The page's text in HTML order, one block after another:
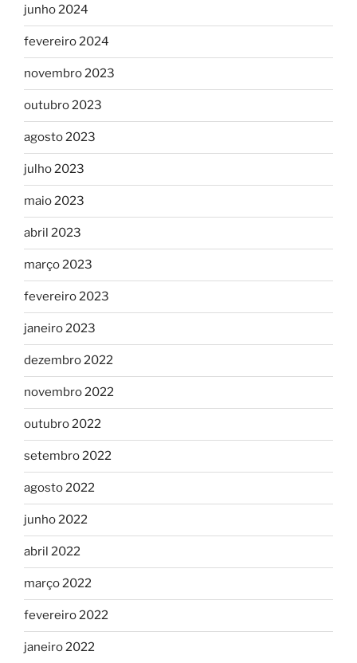
junho 2024
fevereiro 2024
novembro 2023
outubro 2023
agosto 2023
julho 2023
maio 2023
abril 2023
março 2023
fevereiro 2023
janeiro 2023
dezembro 2022
novembro 2022
outubro 2022
setembro 2022
agosto 2022
junho 2022
abril 2022
março 2022
fevereiro 2022
janeiro 2022